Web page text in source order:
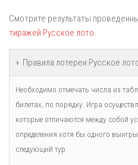
Смотрите результаты
тиражей Русское лото.
Правила лотереи Русское
Необходимо отмечать числа из
билетах, по порядку. Игра
которые отличаются между собой
определения хотя бы одного
следующий тур.